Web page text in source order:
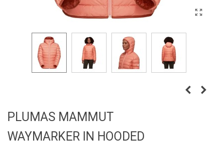
PLUMAS MAMMUT
WAYMARKER IN HOODED